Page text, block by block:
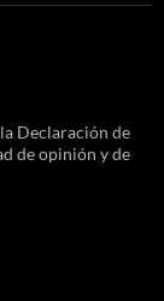
Declaración de
de opinión y de